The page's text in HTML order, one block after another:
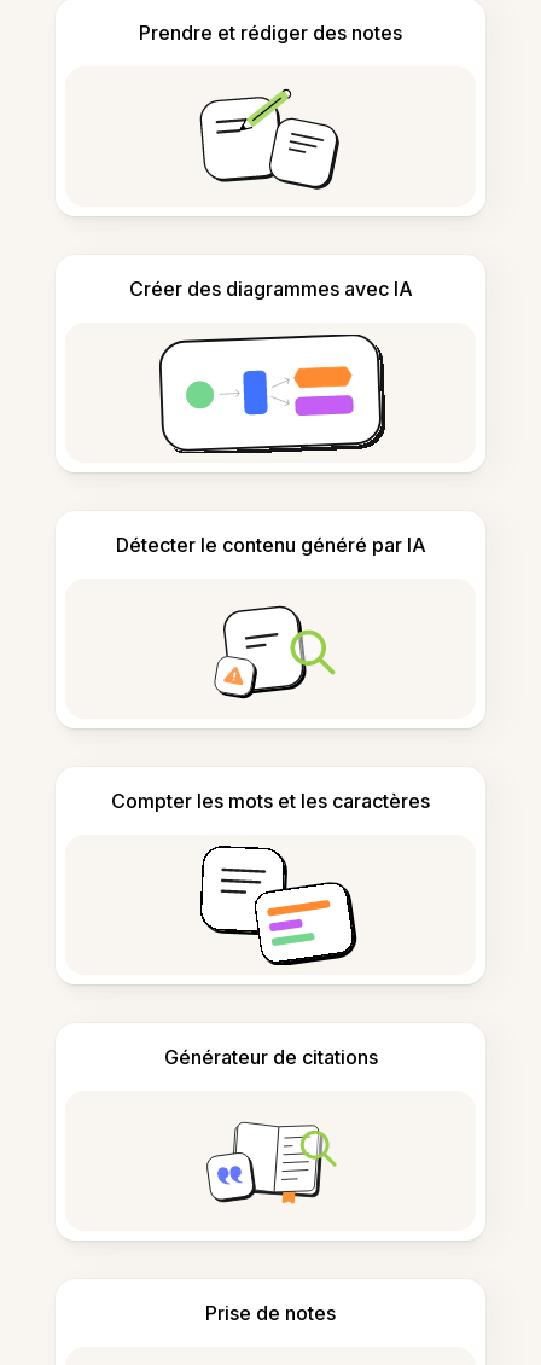
Prendre et rédiger des notes
Créer des diagrammes avec IA
Détecter le contenu généré par IA
Compter les mots et les caractères
Générateur de citations
Prise de notes